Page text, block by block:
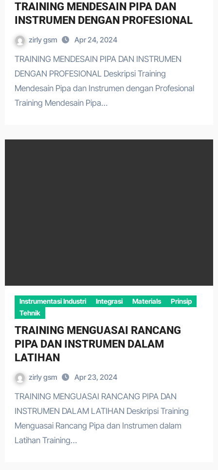
TRAINING MENDESAIN PIPA DAN
INSTRUMEN DENGAN PROFESIONAL
zirly gsm Apr 24, 2024
TRAINING MENDESAIN PIPA DAN INSTRUMEN
DENGAN PROFESIONAL Deskripsi Training
Mendesain Pipa dan Instrumen dengan Profesional
Training Mendesain Pipa…
Instrumentasi Industri Integrasi Materials
Prinsip
Tehnik
TRAINING MENGUASAI RANCANG
PIPA DAN INSTRUMEN DALAM
LATIHAN
zirly gsm Apr 23, 2024
TRAINING MENGUASAI RANCANG PIPA DAN
INSTRUMEN DALAM LATIHAN Deskripsi Training
Menguasai Rancang Pipa dan Instrumen dalam
Latihan Training…